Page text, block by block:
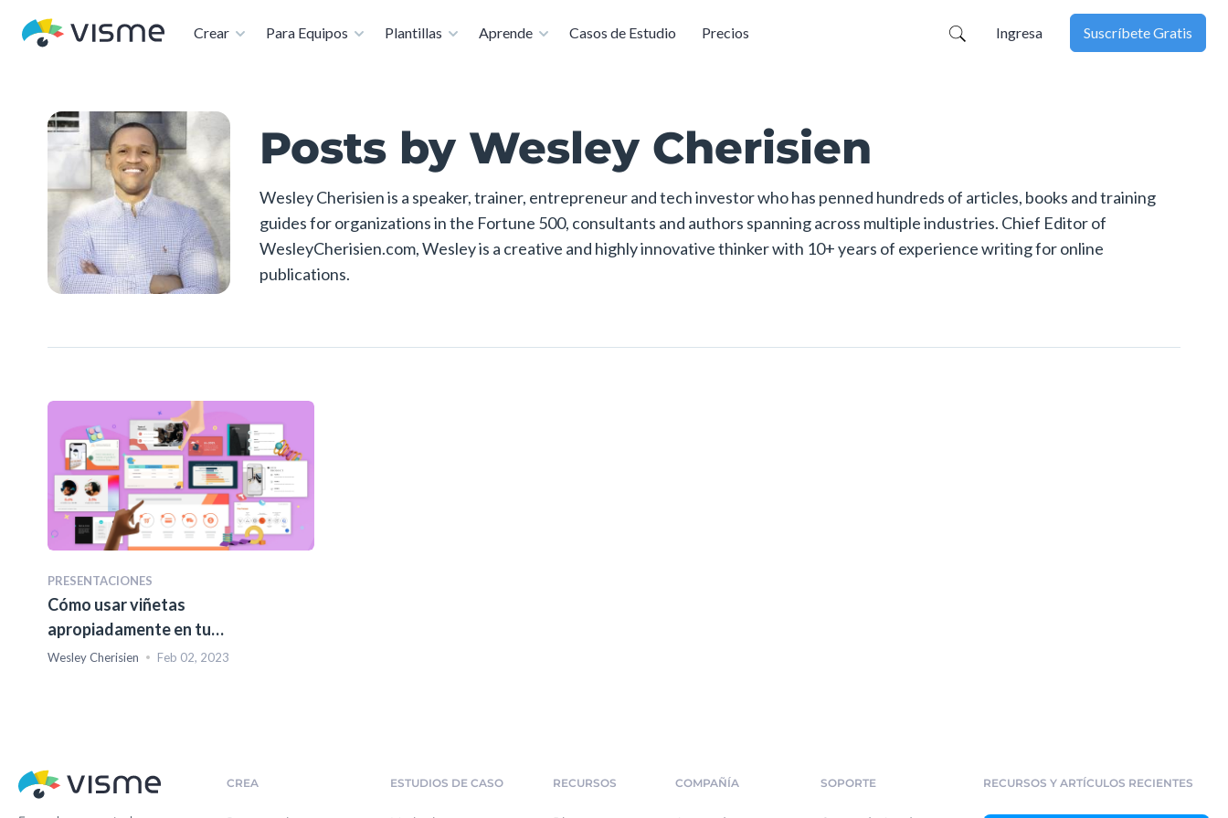
Crear Para Equipos Plantillas Aprende Casos de Estudio Precios Ingresa Suscríbete Gratis
Posts by Wesley Cherisien
Wesley Cherisien is a speaker, trainer, entrepreneur and tech investor who has penned hundreds of articles, books and training
guides for organizations in the Fortune 500, consultants and authors spanning across multiple industries. Chief Editor of
WesleyCherisien.com, Wesley is a creative and highly innovative thinker with 10+ years of experience writing for online
publications.
PRESENTACIONES
Cómo usar viñetas
apropiadamente en tu
presentación
Wesley Cherisien Feb 02, 2023
CREA ESTUDIOS DE CASO RECURSOS COMPAÑÍA SOPORTE RECURSOS Y ARTÍCULOS RECIENTES